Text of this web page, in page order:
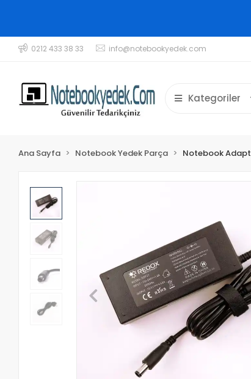
0212 433 38 33 info@notebookyedek.com
Kategoriler
Ana Sayfa Notebook Yedek Parça Notebook